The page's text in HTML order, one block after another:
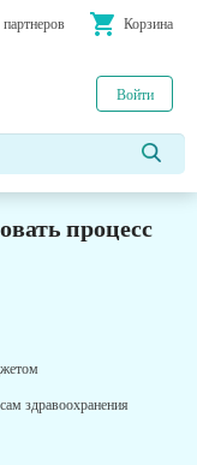
shopping_cart Корзина
Войти
процесс
здравоохранения